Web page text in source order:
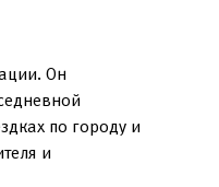
Он
по городу и
и